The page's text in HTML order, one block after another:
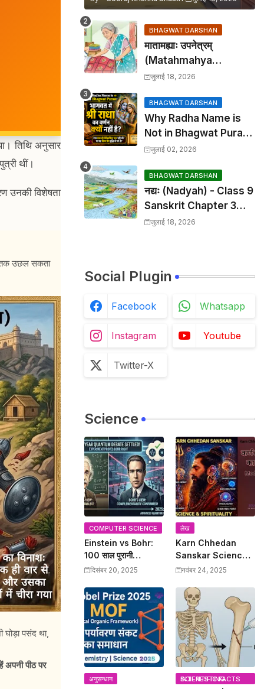
तिथि अनुसार
थीं।
उनकी विशेषता
तक उछल सकता
पसंद था,
अपनी पीठ पर
BHAGWAT DARSHAN
मातामह्याः उपनेत्रम्
(Matahmahya
Upanetram) - Class 9
Translation &
Solutions
जुलाई 18, 2026
BHAGWAT DARSHAN
Why Radha Name is
Not in Bhagwat Puran:
भागवत में श्री राधा का वर्णन क्यों
जुलाई 02, 2026
BHAGWAT DARSHAN
नद्यः (Nadyah) - Class 9
Sanskrit Chapter 3
Translation &
जुलाई 18, 2026
Social Plugin
Facebook Whatsapp
Instagram Youtube
Twitter-X
Science
COMPUTER SCIENCE
Einstein vs Bohr:
100 साल पुरानी
Quantum Debate
Bohr को सही साबित किया
दिसंबर 20, 2025
लेख
Karn Chhedan
Sanskar Science:
कर्णच्छेदन संस्कार का
Modern Scientific
Benefits
नवंबर 24, 2025
अनुसन्धान INTERESTING SCIENTIFIC FACTS